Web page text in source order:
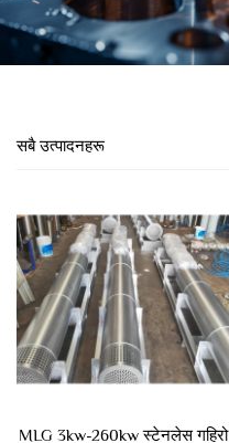
सबै उत्पादनहरू
MLG 3kw-260kw स्टेनलेस गहिरो